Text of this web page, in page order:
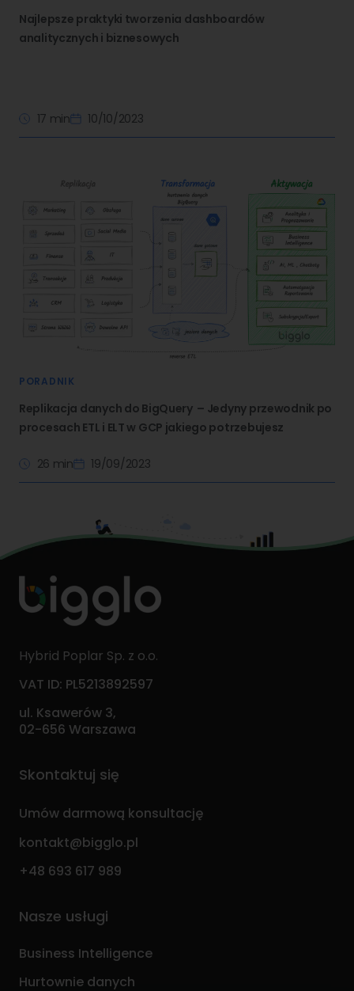
Najlepsze praktyki tworzenia dashboardów
analitycznych i biznesowych
17 min 10/10/2023
PORADNIK
Replikacja danych do BigQuery – Jedyny przewodnik po
procesach ETL i ELT w GCP jakiego potrzebujesz
26 min 19/09/2023
Hybrid Poplar Sp. z o.o.
VAT ID: PL5213892597
ul. Ksawerów 3,
02-656 Warszawa
Skontaktuj się
Umów darmową konsultację
kontakt@bigglo.pl
+48 693 617 989
Nasze usługi
Business Intelligence
Hurtownie danych